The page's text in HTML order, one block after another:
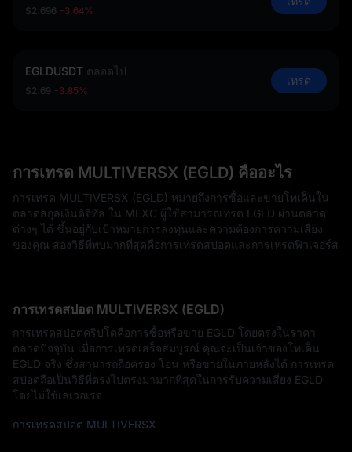
$2.696 -3.64%
EGLDUSDT ตลอดไป
$2.69 -3.85%
เทรด
การเทรด MULTIVERSX (EGLD) คืออะไร
การเทรด MULTIVERSX (EGLD) หมายถึงการซื้อและขายโทเค็นใน
ตลาดสกุลเงินดิจิทัล ใน MEXC ผู้ใช้สามารถเทรด EGLD ผ่านตลาด
ต่างๆ ได้ ขึ้นอยู่กับเป้าหมายการลงทุนและความต้องการความเสี่ยง
ของคุณ สองวิธีที่พบมากที่สุดคือการเทรดสปอตและการเทรดฟิวเจอร์ส
การเทรดสปอต MULTIVERSX (EGLD)
การเทรดสปอตคริปโตคือการซื้อหรือขาย EGLD โดยตรงในราคา
ตลาดปัจจุบัน เมื่อการเทรดเสร็จสมบูรณ์ คุณจะเป็นเจ้าของโทเค็น
EGLD จริง ซึ่งสามารถถือครอง โอน หรือขายในภายหลังได้ การเทรด
สปอตถือเป็นวิธีที่ตรงไปตรงมามากที่สุดในการรับความเสี่ยง EGLD
โดยไม่ใช้เลเวอเรจ
การเทรดสปอต MULTIVERSX